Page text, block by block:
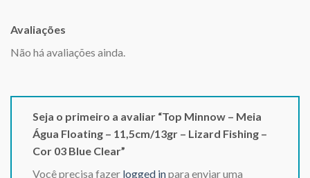
Avaliações
Não há avaliações ainda.
Seja o primeiro a avaliar “Top Minnow – Meia
Água Floating – 11,5cm/13gr – Lizard Fishing –
Cor 03 Blue Clear”
Você precisa fazer logged inpara enviar uma